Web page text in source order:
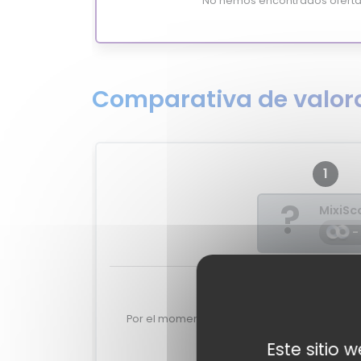
Comparativa de
1
?
-
Por el momento no tenemos valoraciones
Este sitio